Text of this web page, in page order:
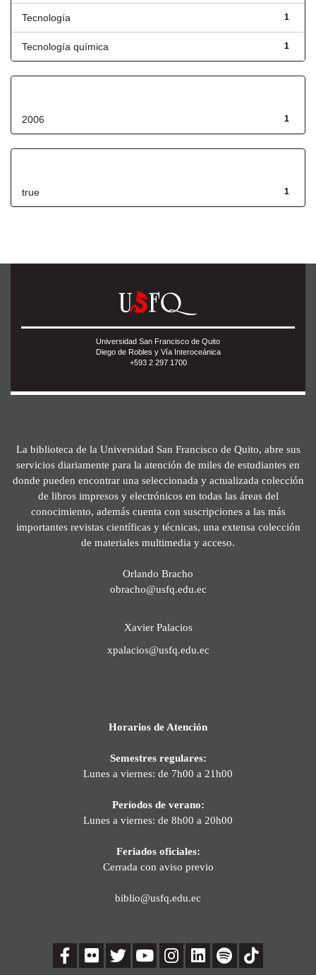
1
Tecnología
1
Tecnología química
1
2006
1
true
Universidad San Francisco de Quito
Diego de Robles y Vía Interoceánica
+593 2 297 1700
La biblioteca de la Universidad San Francisco de Quito, abre sus
servicios diariamente para la atención de miles de estudiantes en
donde pueden encontrar una seleccionada y actualizada colección
de libros impresos y electrónicos en todas las áreas del
conocimiento, además cuenta con suscripciones a las más
importantes revistas científicas y técnicas, una extensa colección
de materiales multimedia y acceso.
Orlando Bracho
obracho@usfq.edu.ec
Xavier Palacios
xpalacios@usfq.edu.ec
Horarios de Atención
Semestres regulares:
Lunes a viernes: de 7h00 a 21h00
Períodos de verano:
Lunes a viernes: de 8h00 a 20h00
Feriados oficiales:
Cerrada con aviso previo
biblio@usfq.edu.ec